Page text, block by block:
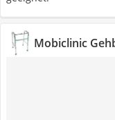
Mobiclinic